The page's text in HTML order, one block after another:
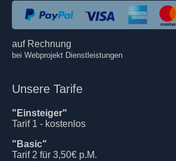
auf Rechnung
bei Webprojekt Dienstleistungen
Unsere Tarife
"Einsteiger"
Tarif 1 - kostenlos
"Basic"
Tarif 2 für 3,50€ p.M.